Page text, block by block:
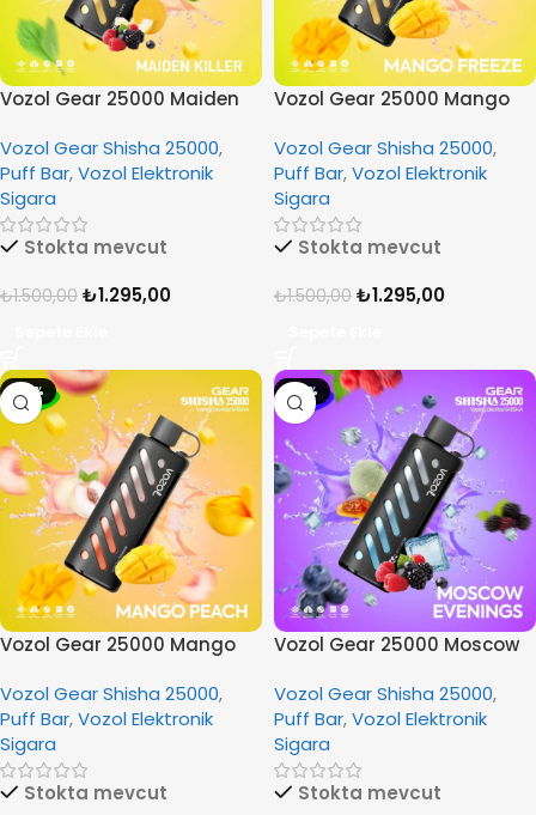
Vozol Gear 25000 Maiden
Vozol Gear Shisha 25000,
Puff Bar,Vozol Elektronik
Sigara
Stokta mevcut
₺1.500,00 ₺1.295,00
Vozol Gear 25000 Mango
Vozol Gear Shisha 25000,
Puff Bar,Vozol Elektronik
Sigara
Stokta mevcut
₺1.500,00 ₺1.295,00
-14%
Vozol Gear 25000 Mango
Vozol Gear Shisha 25000,
Puff Bar,Vozol Elektronik
Sigara
Stokta mevcut
-14%
Vozol Gear 25000 Moscow
Vozol Gear Shisha 25000,
Puff Bar,Vozol Elektronik
Sigara
Stokta mevcut